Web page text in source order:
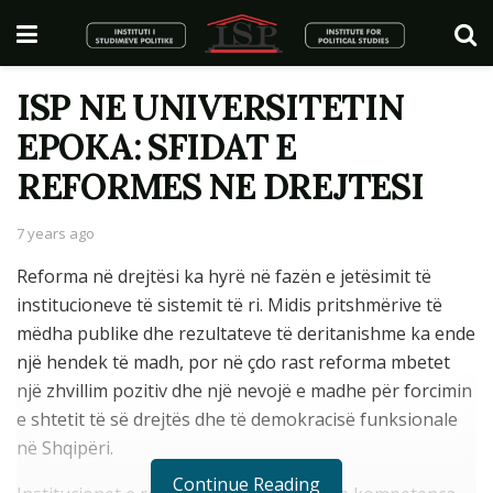
ISP NE UNIVERSITETIN
EPOKA: SFIDAT E
REFORMES NE DREJTESI
7 years ago
Reforma në drejtësi ka hyrë në fazën e jetësimit të
institucioneve të sistemit të ri. Midis pritshmërive të
mëdha publike dhe rezultateve të deritanishme ka ende
një hendek të madh, por në çdo rast reforma mbetet
një zhvillim pozitiv dhe një nevojë e madhe për forcimin
e shtetit të së drejtës dhe të demokracisë funksionale
në Shqipëri.
Continue Reading